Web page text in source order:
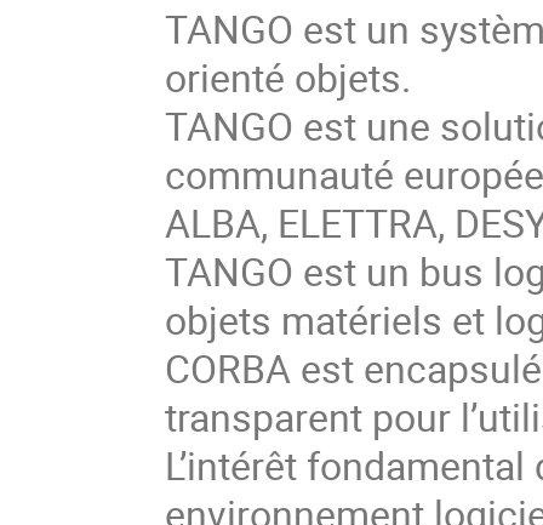
TANGO est un
orienté objets.
TANGO est une
communauté
ALBA, ELETTRA,
TANGO est un bus
objets matériels et
CORBA est
transparent pour
L’intérêt
environnement